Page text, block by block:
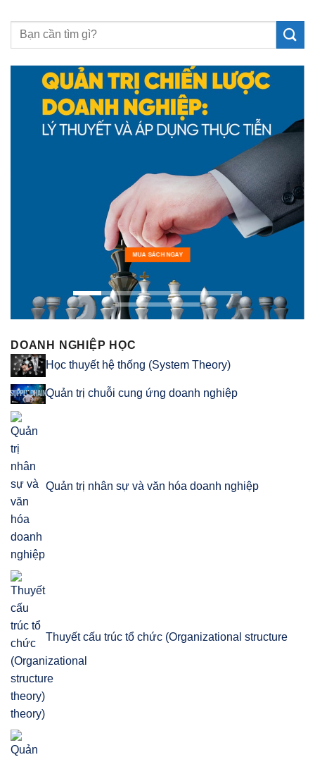
MUA SÁCH NGAY
DOANH NGHIỆP HỌC
Học thuyết hệ thống (System Theory)
Quản trị chuỗi cung ứng doanh nghiệp
Quản trị nhân sự và văn hóa doanh nghiệp
Thuyết cấu trúc tổ chức (Organizational structure
theory)